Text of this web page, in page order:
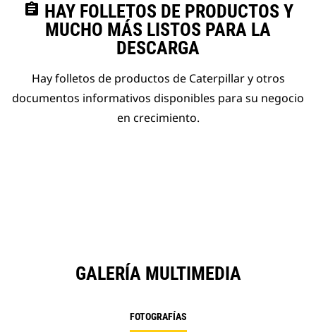
assignment HAY FOLLETOS DE PRODUCTOS Y
MUCHO MÁS LISTOS PARA LA
DESCARGA
Hay folletos de productos de Caterpillar y otros
documentos informativos disponibles para su negocio
en crecimiento.
GALERÍA MULTIMEDIA
FOTOGRAFÍAS